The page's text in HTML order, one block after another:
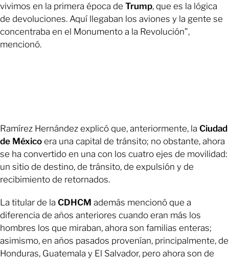
vivimos en la primera época de Trump, que es la lógica
de devoluciones. Aquí llegaban los aviones y la gente se
concentraba en el Monumento a la Revolución”,
mencionó.
Ramírez Hernández explicó que, anteriormente, la Ciudad
de México era una capital de tránsito; no obstante, ahora
se ha convertido en una con los cuatro ejes de movilidad:
un sitio de destino, de tránsito, de expulsión y de
recibimiento de retornados.
La titular de la CDHCM además mencionó que a
diferencia de años anteriores cuando eran más los
hombres los que miraban, ahora son familias enteras;
asimismo, en años pasados provenían, principalmente, de
Honduras, Guatemala y El Salvador, pero ahora son de